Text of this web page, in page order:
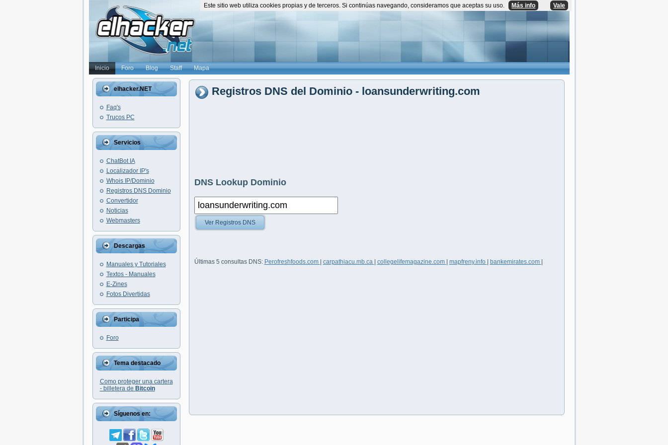
Inicio Foro Blog Staff Mapa
elhacker.NET
Faq's
Trucos PC
Servicios
ChatBot IA
Localizador IP's
Whois IP/Dominio
Registros DNS Dominio
Convertidor
Noticias
Webmasters
Descargas
Manuales y Tutoriales
Textos - Manuales
E-Zines
Fotos Divertidas
Participa
Foro
Tema destacado
Como proteger una cartera
- billetera de Bitcoin
Síguenos en:
Registros DNS del Dominio - loansunderwriting.com
DNS Lookup Dominio
Ver Registros DNS
Últimas 5 consultas DNS: Perofreshfoods.com carpathiacu.mb.ca collegelifemagazine.com mapfreny.info bankemirates.com
Este sitio web utiliza cookies propias y de terceros. Si continúas navegando, consideramos que aceptas su uso. Más info Vale